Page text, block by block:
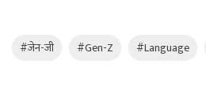
#जेन-जी #Gen-Z #Language